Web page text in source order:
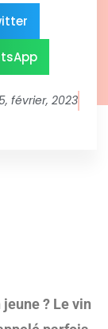
février, 2023
? Le vin